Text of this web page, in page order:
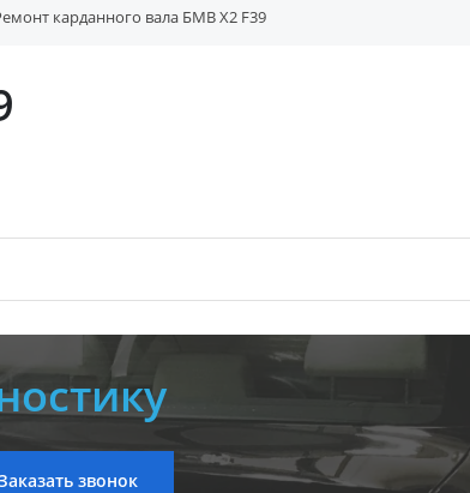
карданного вала БМВ X2 F39
звонок